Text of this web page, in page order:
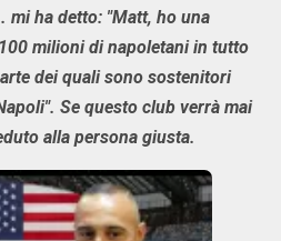
mi ha detto: "Matt, ho una
milioni di napoletani in tutto
dei quali sono sostenitori
Se questo club verrà mai
alla persona giusta.